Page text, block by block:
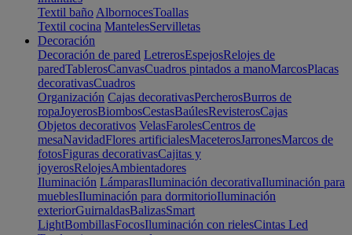
Textil baño AlbornocesToallas
Textil cocina MantelesServilletas
Decoración
Decoración de pared LetrerosEspejosRelojes de
paredTablerosCanvasCuadros pintados a manoMarcosPlacas
decorativasCuadros
Organización Cajas decorativasPercherosBurros de
ropaJoyerosBiombosCestasBaúlesRevisterosCajas
Objetos decorativos VelasFarolesCentros de
mesaNavidadFlores artificialesMaceterosJarronesMarcos de
fotosFiguras decorativasCajitas y
joyerosRelojesAmbientadores
Iluminación LámparasIluminación decorativaIluminación para
mueblesIluminación para dormitorioIluminación
exteriorGuirnaldasBalizasSmart
LightBombillasFocosIluminación con rielesCintas Led